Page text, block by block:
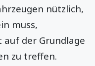
nützlich,
muss,
auf der Grundlage
zu treffen.